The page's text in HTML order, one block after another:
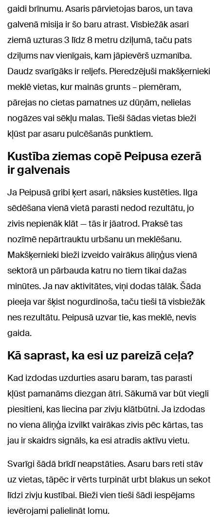
gaidi brīnumu. Asaris pārvietojas baros, un tava
galvenā misija ir šo baru atrast. Visbiežāk asari
ziemā uzturas 3 līdz 8 metru dziļumā, taču pats
dziļums nav vienīgais, kam jāpievērš uzmanība.
Daudz svarīgāks ir reljefs. Pieredzējuši makšķernieki
meklē vietas, kur mainās grunts – piemēram,
pārejas no cietas pamatnes uz dūņām, nelielas
nogāzes vai sēkļu malas. Tieši šādas vietas bieži
kļūst par asaru pulcēšanās punktiem.
Kustība ziemas copē Peipusa ezerā
ir galvenais
Ja Peipusā gribi ķert asari, nāksies kustēties. Ilga
sēdēšana vienā vietā parasti nedod rezultātu, jo
zivis nepienāk klāt — tās ir jāatrod. Praksē tas
nozīmē nepārtrauktu urbšanu un meklēšanu.
Makšķernieki bieži izveido vairākus āliņģus vienā
sektorā un pārbauda katru no tiem tikai dažas
minūtes. Ja nav aktivitātes, viņi dodas tālāk. Šāda
pieeja var šķist nogurdinoša, taču tieši tā visbiežāk
nes rezultātu. Peipusā uzvar tie, kas meklē, nevis
gaida.
Kā saprast, ka esi uz pareizā ceļa?
Kad izdodas uzdurties asaru baram, tas parasti
kļūst pamanāms diezgan ātri. Sākumā var būt viegli
piesitieni, kas liecina par zivju klātbūtni. Ja izdodas
no viena āliņģa izvilkt vairākas zivis pēc kārtas, tas
jau ir skaidrs signāls, ka esi atradis aktīvu vietu.
Svarīgi šādā brīdī neapstāties. Asaru bars reti stāv
uz vietas, tāpēc ir vērts turpināt urbt blakus un sekot
līdzi zivju kustībai. Bieži vien tieši šādi iespējams
ievērojami palielināt lomu.